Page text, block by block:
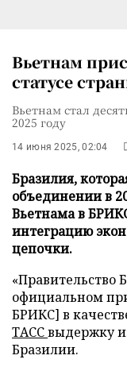
Вьетнам
статусе
Вьетнам стал
2025 году
14 июня 2025, 02:04
Бразилия,
объединении в
Вьетнама в
интеграцию
цепочки.
«Правительство
официальном
БРИКС] в
ТАССвыдержку
Бразилии.